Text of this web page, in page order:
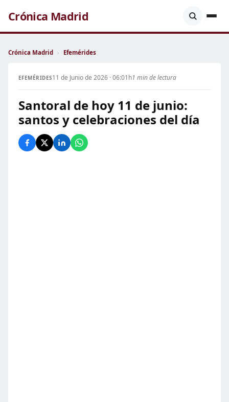
Crónica Madrid
Crónica Madrid › Efemérides
EFEMÉRIDES11 de Junio de 2026 · 06:01h1 min de lectura
Santoral de hoy 11 de junio:
santos y celebraciones del día